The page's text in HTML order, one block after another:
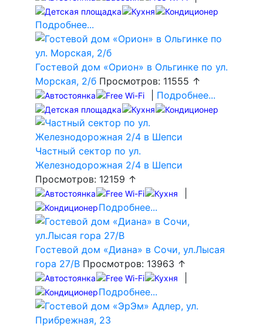
Подробнее...
Гостевой дом «Орион» в Ольгинке по ул.
Морская, 2/б Просмотров: 11555 ↑
Подробнее...
Частный сектор по ул.
Железнодорожная 2/4 в Шепси
Просмотров: 12159 ↑
Подробнее...
Гостевой дом «Диана» в Сочи, ул.Лысая
гора 27/В Просмотров: 13963 ↑
Подробнее...